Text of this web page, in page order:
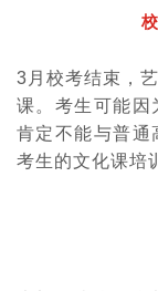
3 月校考结束，
课。考生可能因
肯定不能与普通
考生的文化课培